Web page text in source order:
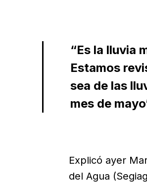
“Es la lluvia
Estamos
sea de las
mes de
Explicó ayer
del Agua